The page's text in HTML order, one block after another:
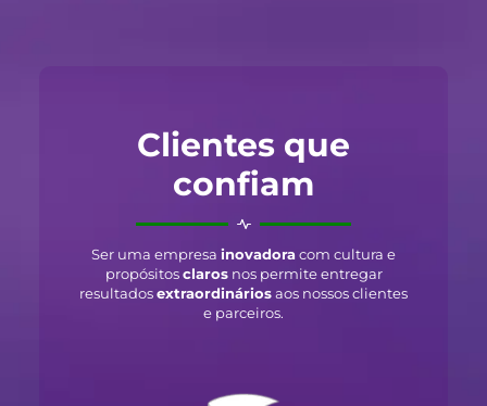
Clientes que
confiam
Ser uma empresa inovadoracom cultura e
propósitosclarosnos permite entregar
resultadosextraordináriosaos nossos clientes
e parceiros.